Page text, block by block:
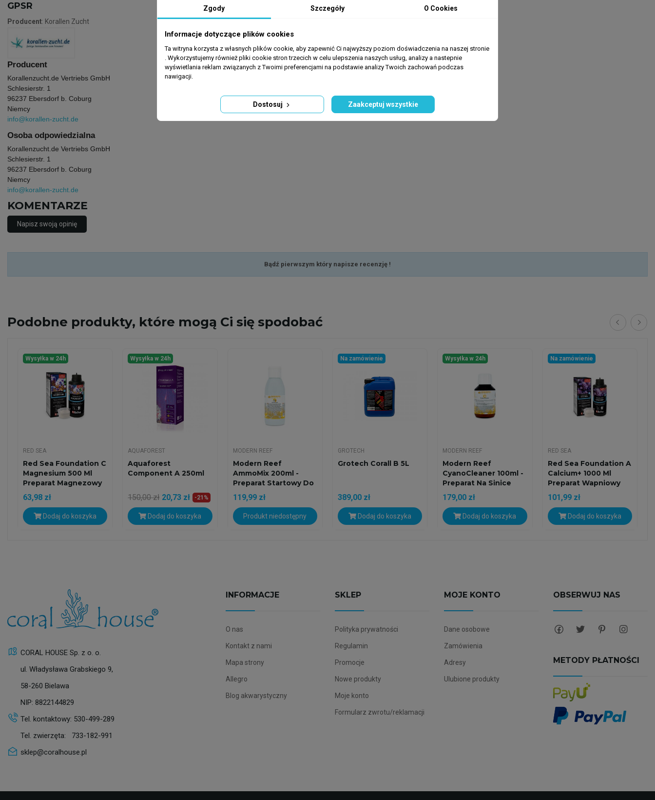
GPSR
Producent: Korallen Zucht
Producent
Korallenzucht.de Vertriebs GmbH
Schlesierstr. 1
96237 Ebersdorf b. Coburg
Niemcy
info@korallen-zucht.de
Osoba odpowiedzialna
Korallenzucht.de Vertriebs GmbH
Schlesierstr. 1
96237 Ebersdorf b. Coburg
Niemcy
info@korallen-zucht.de
KOMENTARZE
Napisz swoją opinię
Bądź pierwszym który napisze recenzję !
Podobne produkty, które mogą Ci się spodobać
Wysyłka w 24h
RED SEA
Red Sea Foundation C
Magnesium 500 Ml
Preparat Magnezowy
63,98 zł
Dodaj do koszyka
Wysyłka w 24h
AQUAFOREST
Aquaforest
Component A 250ml
150,00 zł 20,73 zł -21%
Dodaj do koszyka
MODERN REEF
Modern Reef
AmmoMix 200ml -
Preparat Startowy Do
Akwarium...
119,99 zł
Produkt niedostępny
Na zamówienie
GROTECH
Grotech Corall B 5L
389,00 zł
Dodaj do koszyka
Wysyłka w 24h
MODERN REEF
Modern Reef
CyanoCleaner 100ml -
Preparat Na Sinice
179,00 zł
Dodaj do koszyka
Na zamówienie
RED SEA
Red Sea Foundation A
Calcium+ 1000 Ml
Preparat Wapniowy
101,99 zł
Dodaj do koszyka
CORAL HOUSE Sp. z o. o.
ul. Władysława Grabskiego 9,
58-260 Bielawa
NIP: 8822144829
Tel. kontaktowy: 530-499-289
Tel. zwierzęta: 733-182-991
sklep@coralhouse.pl
INFORMACJE
O nas
Kontakt z nami
Mapa strony
Allegro
Blog akwarystyczny
SKLEP
Polityka prywatności
Regulamin
Promocje
Nowe produkty
Moje konto
Formularz zwrotu/reklamacji
MOJE KONTO
Dane osobowe
Zamówienia
Adresy
Ulubione produkty
OBSERWUJ NAS
METODY PŁATNOŚCI
Zgody Szczegóły O Cookies
Informacje dotyczące plików cookies
Ta witryna korzysta z własnych plików cookie, aby zapewnić Ci najwyższy poziom doświadczenia na naszej stronie
. Wykorzystujemy również pliki cookie stron trzecich w celu ulepszenia naszych usług, analizy a nastepnie
wyświetlania reklam związanych z Twoimi preferencjami na podstawie analizy Twoich zachowań podczas
nawigacji.
Dostosuj Zaakceptuj wszystkie